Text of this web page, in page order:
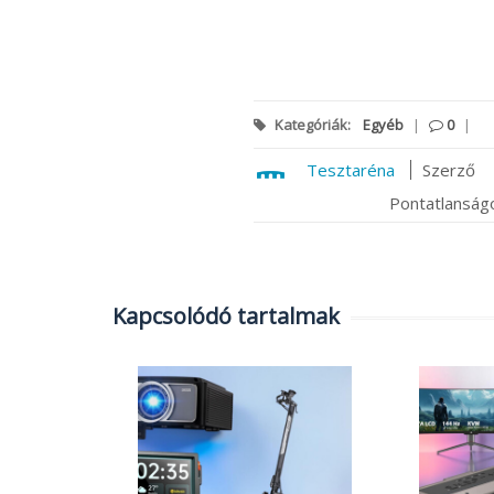
Kategóriák: Egyéb | 0 |
Tesztaréna
Szerző
Kapcsolódó tartalmak